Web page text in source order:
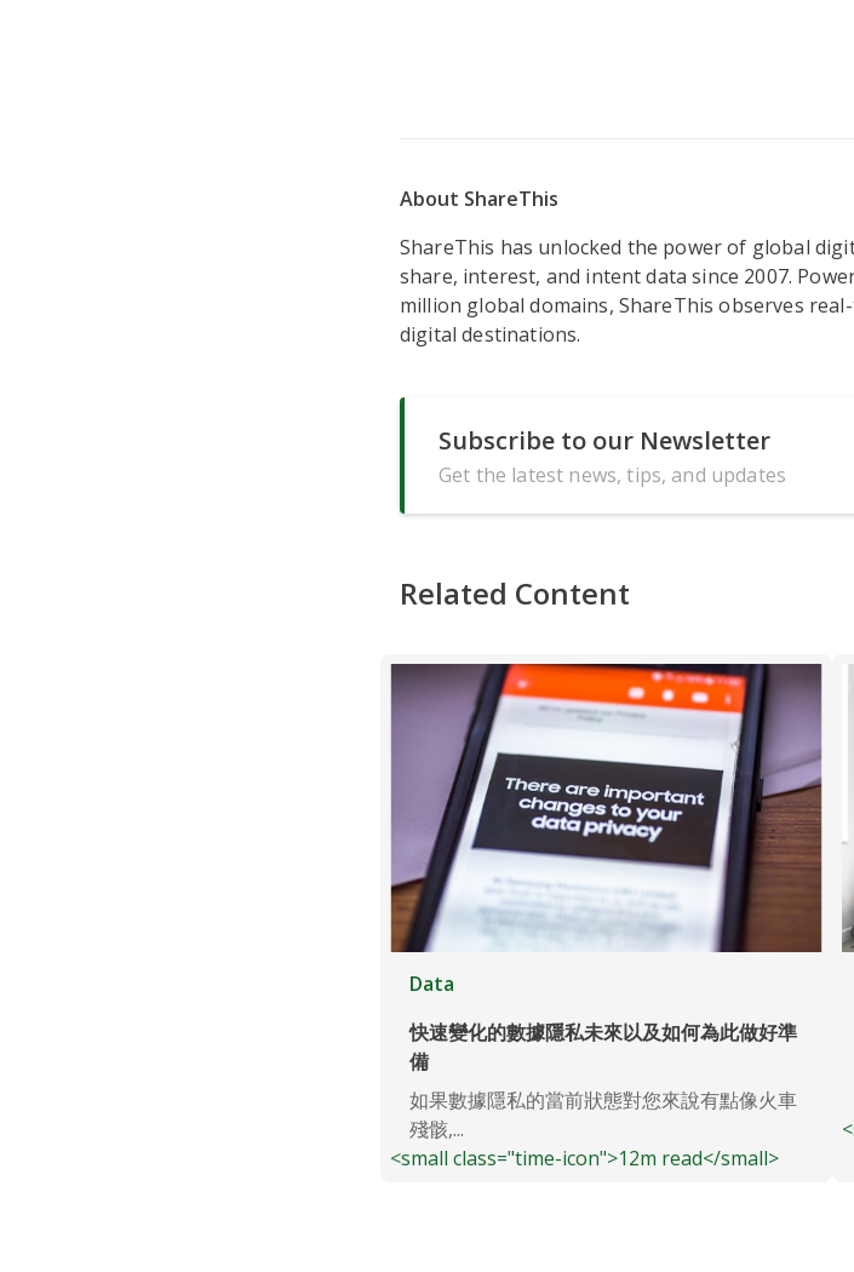
About ShareThis
ShareThis has unlocked the power of global
share, interest, and intent data since 2007.
million global domains, ShareThis observes
digital destinations.
Subscribe to our Newsletter
Get the latest news, tips, and updates
Related Content
Data
快速變化的數據隱私未來以及如何為此做好準
備
如果數據隱私的當前狀態對您來說有點像火車
殘骸,...
<small class="time-icon">12m read</small>